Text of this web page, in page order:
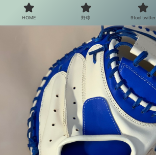
HOME 野球 9tool twitter